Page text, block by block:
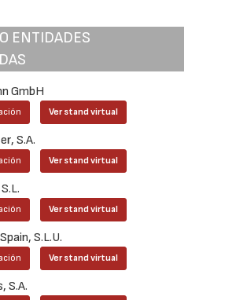
ENTIDADES
GmbH
Ver stand virtual
S.A.
Ver stand virtual
Ver stand virtual
S.L.U.
Ver stand virtual
S.A.